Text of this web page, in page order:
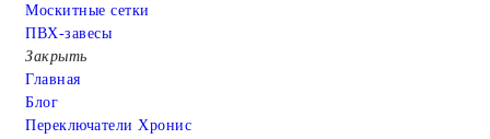
Москитные сетки
ПВХ-завесы
Закрыть
Главная
Блог
Переключатели Хронис